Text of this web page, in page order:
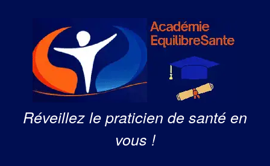
Réveillez le praticien de santé en
vous !